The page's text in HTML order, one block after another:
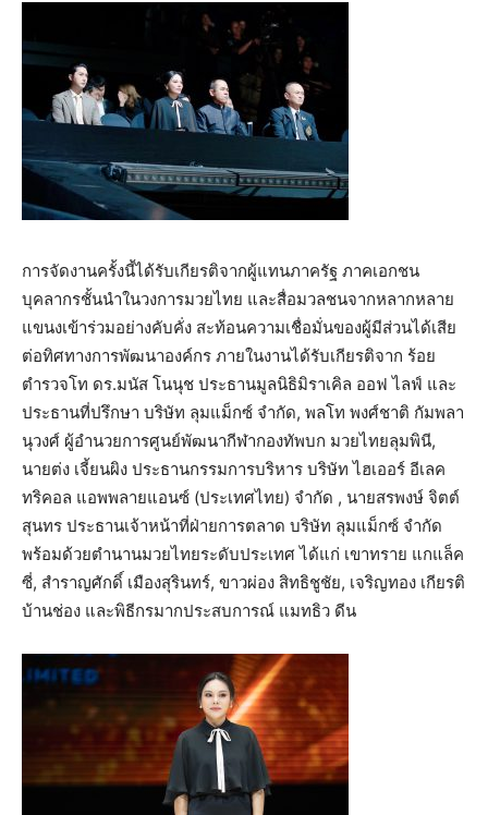
การจัดงานครั้งนี้ได้รับเกียรติจากผู้แทนภาครัฐ ภาคเอกชน
บุคลากรชั้นนำในวงการมวยไทย และสื่อมวลชนจากหลากหลาย
แขนงเข้าร่วมอย่างคับคั่ง สะท้อนความเชื่อมั่นของผู้มีส่วนได้เสีย
ต่อทิศทางการพัฒนาองค์กร ภายในงานได้รับเกียรติจาก ร้อย
ตำรวจโท ดร.มนัส โนนุช ประธานมูลนิธิมิราเคิล ออฟ ไลฟ์ และ
ประธานที่ปรึกษา บริษัท ลุมแม็กซ์ จำกัด, พลโท พงศ์ชาติ กัมพลา
นุวงศ์ ผู้อำนวยการศูนย์พัฒนากีฬากองทัพบก มวยไทยลุมพินี,
นายต่ง เจี้ยนผิง ประธานกรรมการบริหาร บริษัท ไฮเออร์ อีเลค
ทริคอล แอพพลายแอนซ์ (ประเทศไทย) จำกัด , นายสรพงษ์ จิตต์
สุนทร ประธานเจ้าหน้าที่ฝ่ายการตลาด บริษัท ลุมแม็กซ์ จำกัด
พร้อมด้วยตำนานมวยไทยระดับประเทศ ได้แก่ เขาทราย แกแล็ค
ซี่, สำราญศักดิ์ เมืองสุรินทร์, ขาวผ่อง สิทธิชูชัย, เจริญทอง เกียรติ
บ้านช่อง และพิธีกรมากประสบการณ์ แมทธิว ดีน